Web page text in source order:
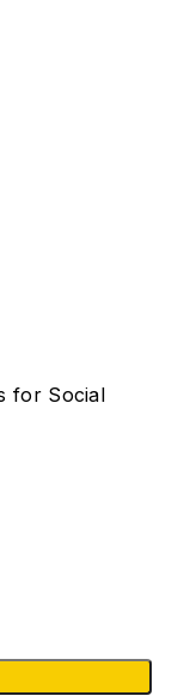
for Social